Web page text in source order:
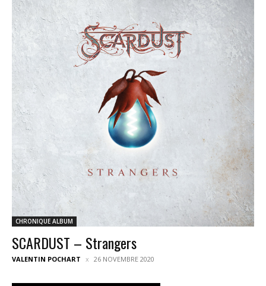
CHRONIQUE ALBUM
SCARDUST – Strangers
VALENTIN POCHART 26 NOVEMBRE 2020